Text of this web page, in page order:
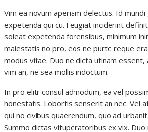
Vim ea novum aperiam delectus. Id
expetenda qui cu. Feugiat inciderint
soleat expetenda forensibus, minimum
maiestatis no pro, eos ne purto reque
modus vitae. Duo ne dicta utinam essent,
vim an, ne sea mollis indoctum.
In pro elitr consul admodum, ea vel
honestatis. Lobortis senserit an nec. Vel
qui no civibus quaerendum, quo ad
Summo dictas vituperatoribus ex vix.